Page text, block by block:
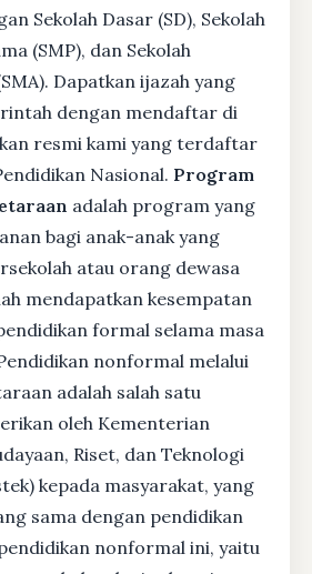
Sekolah Dasar (SD), Sekolah
(SMP), dan Sekolah
Dapatkan ijazah yang
dengan mendaftar di
resmi kami yang terdaftar
Nasional. Program
adalah program yang
bagi anak-anak yang
atau orang dewasa
mendapatkan kesempatan
formal selama masa
nonformal melalui
adalah salah satu
oleh Kementerian
Riset, dan Teknologi
kepada masyarakat, yang
sama dengan pendidikan
nonformal ini, yaitu